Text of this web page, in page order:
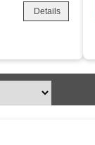
Details